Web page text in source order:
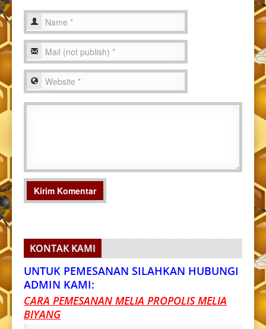
KONTAK KAMI
UNTUK PEMESANAN SILAHKAN HUBUNGI
ADMIN KAMI:
CARA PEMESANAN MELIA PROPOLIS MELIA
BIYANG